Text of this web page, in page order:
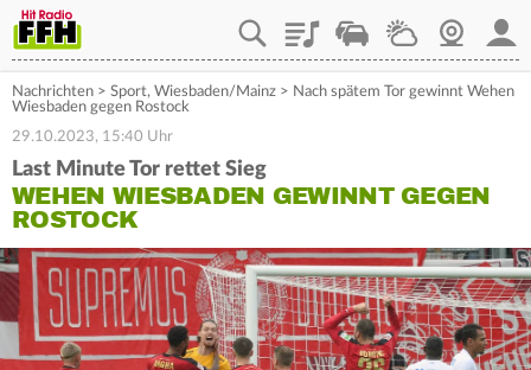
PlaylistStaupilotWetterWebcam
Nachrichten > Sport, Wiesbaden/Mainz > Nach spätem Tor gewinnt Wehen
Wiesbaden gegen Rostock
29.10.2023, 15:40 Uhr
Last Minute Tor rettet Sieg
WEHEN WIESBADEN GEWINNT GEGEN
ROSTOCK